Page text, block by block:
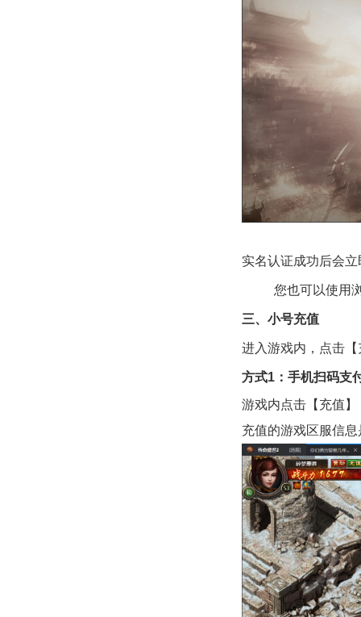
实名认证成功后会
您也可以使用
三、 小号充值
进入游戏内，点击
方式1 ：手机扫码支
游戏内点击【充值
充值的游戏区服信